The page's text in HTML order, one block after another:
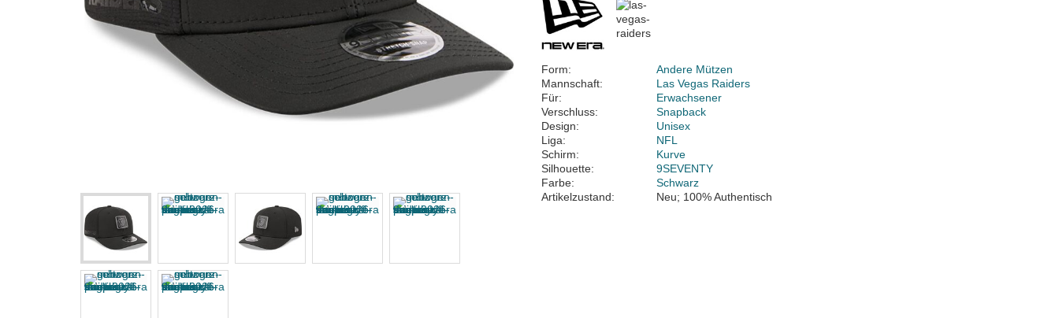
Form:
Andere Mützen
Mannschaft:
Las Vegas Raiders
Für:
Erwachsener
Verschluss:
Snapback
Design:
Unisex
Liga:
NFL
Schirm:
Kurve
Silhouette:
9SEVENTY
Farbe:
Schwarz
Artikelzustand:
Neu; 100% Authentisch